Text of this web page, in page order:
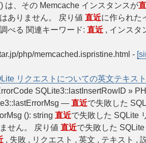
は、その Memcache インスタンスが
ありません。 戻り値 直近に作られた
べる 関連キーワード: 直近 , インスタ
php/memcached.ispristine.html -
リクエストについての英文テキス
SQLite3::lastInsertRowID »
— 直近で失敗した
(): string 直近で失敗した SQLite
せん。 戻り値 直近で失敗した
, 失敗 , リクエスト , 英文 , テキスト ,